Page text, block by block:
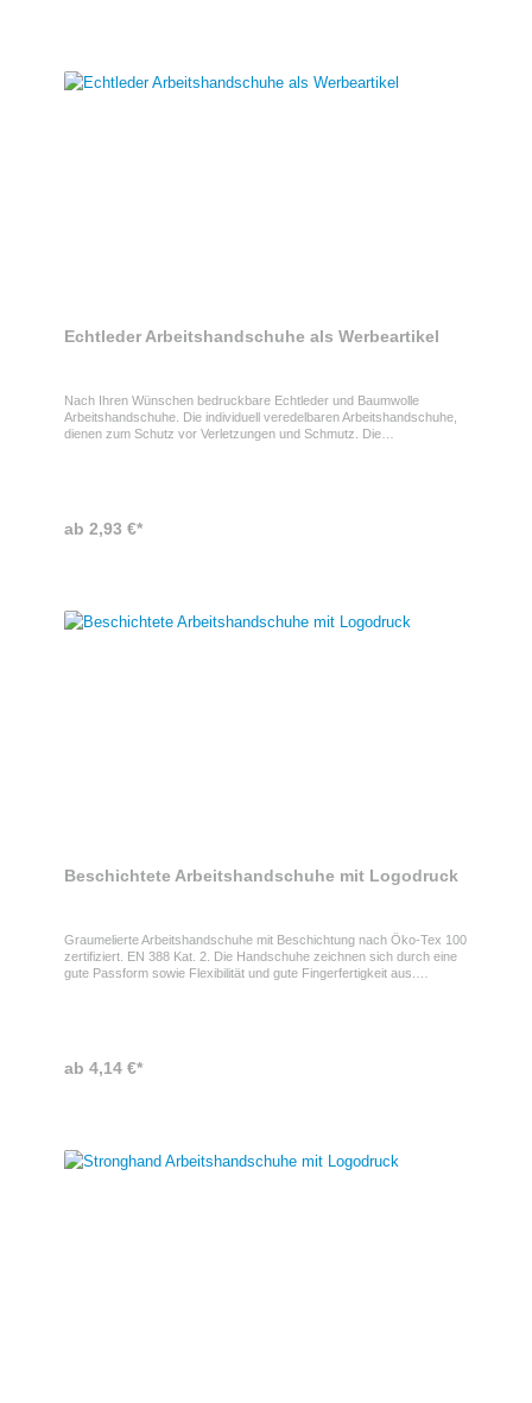
Echtleder Arbeitshandschuhe als Werbeartikel
Nach Ihren Wünschen bedruckbare Echtleder und Baumwolle
Arbeitshandschuhe. Die individuell veredelbaren Arbeitshandschuhe,
dienen zum Schutz vor Verletzungen und Schmutz. Die
ab 2,93 €*
Beschichtete Arbeitshandschuhe mit Logodruck
Graumelierte Arbeitshandschuhe mit Beschichtung nach Öko-Tex 100
zertifiziert. EN 388 Kat. 2. Die Handschuhe zeichnen sich durch eine
gute Passform sowie Flexibilität und gute Fingerfertigkeit aus.
ab 4,14 €*